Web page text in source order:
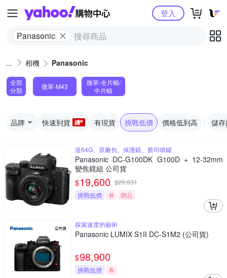
Yahoo購物中心
Panasonic
登入
相機 Panasonic
全部
分類
微單-M43
微單-全片幅/
中片幅
品牌 快速到貨 有現貨 挑戰低價 價格低到高 儲
送64G、原廠包、保護鏡、蔡司噴罐
Panasonic DC-G100DK G100D + 12-32mm
變焦鏡組 公司貨
$19,600 $20,631
挑戰低價
券 贈品
探索速度的藝術
Panasonic LUMIX S1II DC-S1M2 (公司貨)
$98,900
挑戰低價 券